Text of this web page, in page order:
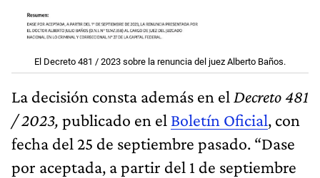
El Decreto 481 / 2023 sobre la renuncia del juez Alberto Baños.
La decisión consta además en el Decreto 481
/ 2023, publicado en el Boletín Oficial, con
fecha del 25 de septiembre pasado. “Dase
por aceptada, a partir del 1 de septiembre